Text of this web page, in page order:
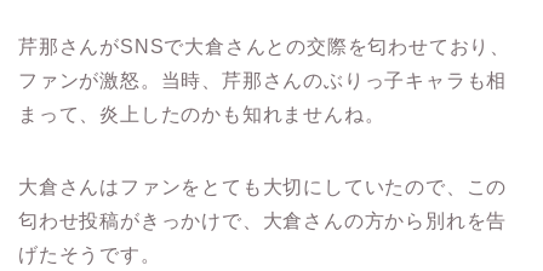
芹那さんがSNSで大倉さんとの交際を匂わせており、
ファンが激怒。当時、芹那さんのぶりっ子キャラも相
まって、炎上したのかも知れませんね。
大倉さんはファンをとても大切にしていたので、この
匂わせ投稿がきっかけで、大倉さんの方から別れを告
げたそうです。